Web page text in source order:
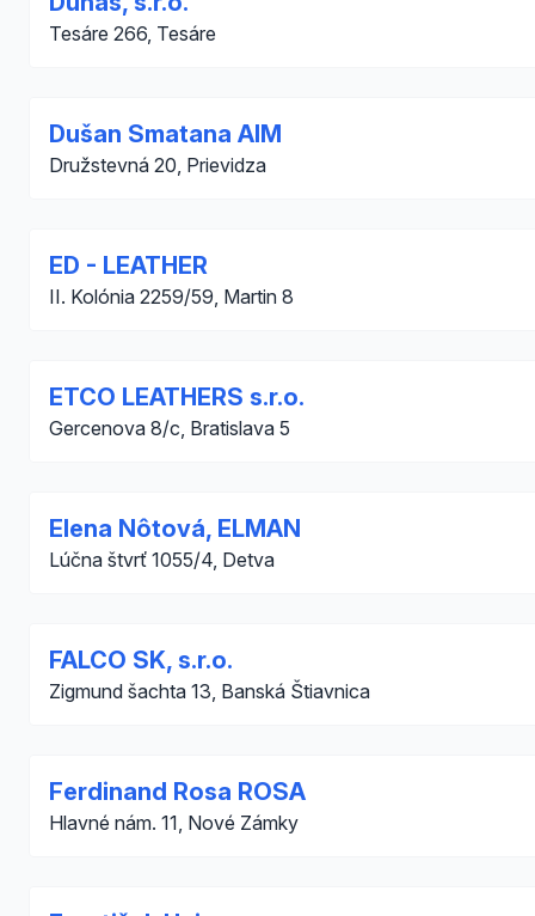
Tesáre 266, Tesáre
Dušan Smatana AIM
Družstevná 20, Prievidza
ED - LEATHER
II. Kolónia 2259/59, Martin 8
ETCO LEATHERS s.r.o.
Gercenova 8/c, Bratislava 5
Elena Nôtová, ELMAN
Lúčna štvrť 1055/4, Detva
FALCO SK, s.r.o.
Zigmund šachta 13, Banská Štiavnica
Ferdinand Rosa ROSA
Hlavné nám. 11, Nové Zámky